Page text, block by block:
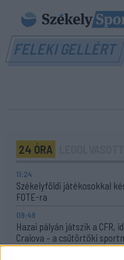
FELEKI GELLÉRT
24 ÓRA
11:24
Székelyföldi játékosokkal
FOTE-ra
09:49
Hazai pályán játszik a CFR,
Craiova – a csütörtöki